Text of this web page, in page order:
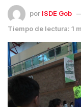
por ISDE Gob
Tiempo de lectura: 1